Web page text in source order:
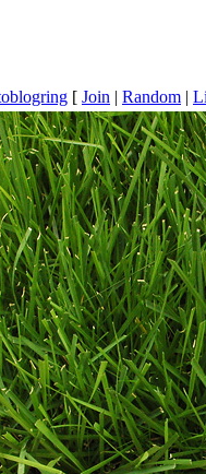
[ Join | Random |